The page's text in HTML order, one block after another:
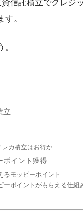
信託積立でクレジ
。
立
カ積立はお得か
ポイント獲得
るモッピーポイント
ーポイントがもらえる仕組